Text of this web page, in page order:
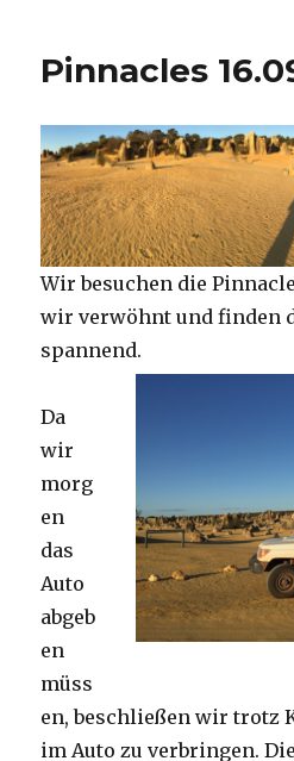
Pinnacles
Wir besuchen die
wir verwöhnt und finden
spannend.
Da
wir
morg
en
das
Auto
abgeb
en
müss
en, beschließen wir trotz
im Auto zu verbringen.